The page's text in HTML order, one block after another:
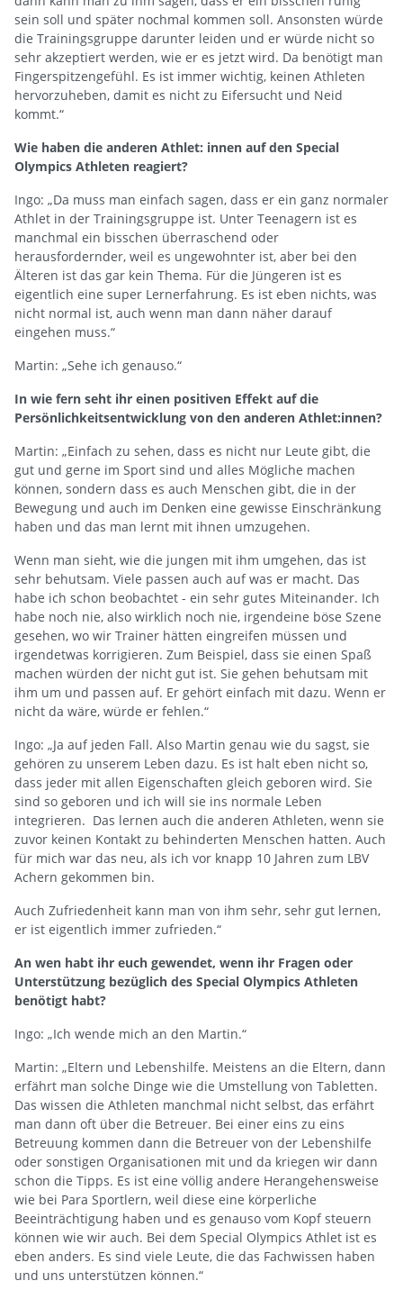
sein soll und später nochmal kommen soll. Ansonsten würde
die Trainingsgruppe darunter leiden und er würde nicht so
sehr akzeptiert werden, wie er es jetzt wird. Da benötigt man
Fingerspitzengefühl. Es ist immer wichtig, keinen Athleten
hervorzuheben, damit es nicht zu Eifersucht und Neid
kommt.“
Wie haben die anderen Athlet: innen auf den Special
Olympics Athleten reagiert?
Ingo: „Da muss man einfach sagen, dass er ein ganz normaler
Athlet in der Trainingsgruppe ist. Unter Teenagern ist es
manchmal ein bisschen überraschend oder
herausfordernder, weil es ungewohnter ist, aber bei den
Älteren ist das gar kein Thema. Für die Jüngeren ist es
eigentlich eine super Lernerfahrung. Es ist eben nichts, was
nicht normal ist, auch wenn man dann näher darauf
eingehen muss.“
Martin: „Sehe ich genauso.“
In wie fern seht ihr einen positiven Effekt auf die
Persönlichkeitsentwicklung von den anderen Athlet:innen?
Martin: „Einfach zu sehen, dass es nicht nur Leute gibt, die
gut und gerne im Sport sind und alles Mögliche machen
können, sondern dass es auch Menschen gibt, die in der
Bewegung und auch im Denken eine gewisse Einschränkung
haben und das man lernt mit ihnen umzugehen.
Wenn man sieht, wie die jungen mit ihm umgehen, das ist
sehr behutsam. Viele passen auch auf was er macht. Das
habe ich schon beobachtet - ein sehr gutes Miteinander. Ich
habe noch nie, also wirklich noch nie, irgendeine böse Szene
gesehen, wo wir Trainer hätten eingreifen müssen und
irgendetwas korrigieren. Zum Beispiel, dass sie einen Spaß
machen würden der nicht gut ist. Sie gehen behutsam mit
ihm um und passen auf. Er gehört einfach mit dazu. Wenn er
nicht da wäre, würde er fehlen.“
Ingo: „Ja auf jeden Fall. Also Martin genau wie du sagst, sie
gehören zu unserem Leben dazu. Es ist halt eben nicht so,
dass jeder mit allen Eigenschaften gleich geboren wird. Sie
sind so geboren und ich will sie ins normale Leben
integrieren. Das lernen auch die anderen Athleten, wenn sie
zuvor keinen Kontakt zu behinderten Menschen hatten. Auch
für mich war das neu, als ich vor knapp 10 Jahren zum LBV
Achern gekommen bin.
Auch Zufriedenheit kann man von ihm sehr, sehr gut lernen,
er ist eigentlich immer zufrieden.“
An wen habt ihr euch gewendet, wenn ihr Fragen oder
Unterstützung bezüglich des Special Olympics Athleten
benötigt habt?
Ingo: „Ich wende mich an den Martin.“
Martin: „Eltern und Lebenshilfe. Meistens an die Eltern, dann
erfährt man solche Dinge wie die Umstellung von Tabletten.
Das wissen die Athleten manchmal nicht selbst, das erfährt
man dann oft über die Betreuer. Bei einer eins zu eins
Betreuung kommen dann die Betreuer von der Lebenshilfe
oder sonstigen Organisationen mit und da kriegen wir dann
schon die Tipps. Es ist eine völlig andere Herangehensweise
wie bei Para Sportlern, weil diese eine körperliche
Beeinträchtigung haben und es genauso vom Kopf steuern
können wie wir auch. Bei dem Special Olympics Athlet ist es
eben anders. Es sind viele Leute, die das Fachwissen haben
und uns unterstützen können.“